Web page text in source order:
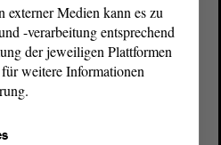
Medien kann es zu
-verarbeitung entsprechend
der jeweiligen Plattformen
weitere Informationen